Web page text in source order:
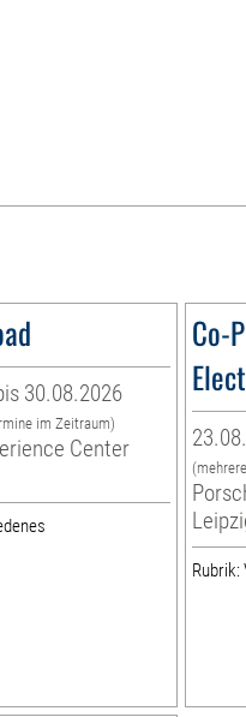
30.08.2026
im Zeitraum)
Center
Co-